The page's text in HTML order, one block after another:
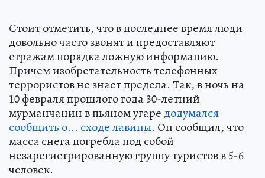
Стоит отметить, что в последнее время люди
довольно часто звонят и предоставляют
стражам порядка ложную информацию.
Причем изобретательность телефонных
террористов не знает предела. Так, в ночь на
10 февраля прошлого года 30-летний
мурманчанин в пьяном угаре додумался
сообщить о... сходе лавины. Он сообщил, что
масса снега погребла под собой
незарегистрированную группу туристов в 5-6
человек.